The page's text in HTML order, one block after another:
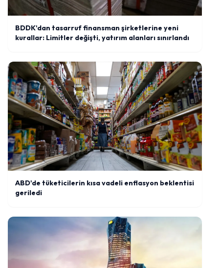
BDDK'dan tasarruf finansman şirketlerine yeni
kurallar: Limitler değişti, yatırım alanları sınırlandı
ABD'de tüketicilerin kısa vadeli enflasyon beklentisi
geriledi